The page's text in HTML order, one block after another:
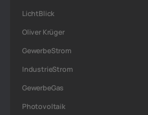
LichtBlick
Oliver Krüger
GewerbeStrom
IndustrieStrom
GewerbeGas
Photovoltaik